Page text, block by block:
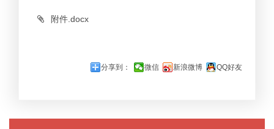
附件.docx
分享到： 微信 新浪微博 QQ好友